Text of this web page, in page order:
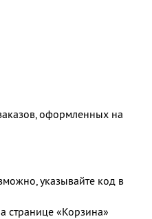
оформленных на
указывайте код в
странице «Корзина»